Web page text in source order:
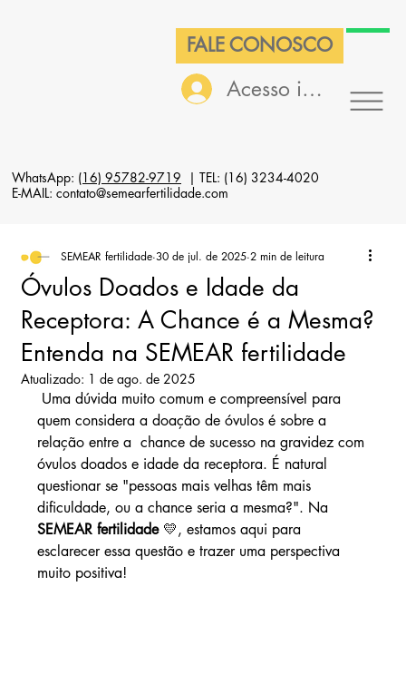
FALE CONOSCO
Acesso interno
WhatsApp: (16) 95782-9719 | TEL: (16) 3234-4020
E-MAIL: contato@semearfertilidade.com
Óvulos Doados e Idade da
Receptora: A Chance é a Mesma?
Entenda na SEMEAR fertilidade
SEMEAR fertilidade 30 de jul. de 2025 2 min de leitura
Atualizado: 1 de ago. de 2025
Uma dúvida muito comum e compreensível para
quem considera a doação de óvulos é sobre a
relação entre a  chance de sucesso na gravidez com
óvulos doados e idade da receptora. É natural
questionar se "pessoas mais velhas têm mais
dificuldade, ou a chance seria a mesma?". Na
SEMEAR fertilidade 💛, estamos aqui para
esclarecer essa questão e trazer uma perspectiva
muito positiva!